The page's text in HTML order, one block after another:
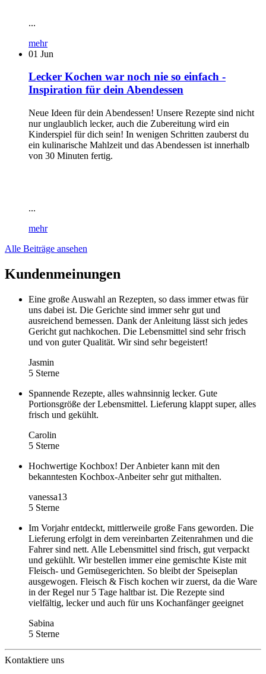
...
mehr
01 Jun
Lecker Kochen war noch nie so einfach -
Inspiration für dein Abendessen
Neue Ideen für dein Abendessen! Unsere Rezepte sind nicht
nur unglaublich lecker, auch die Zubereitung wird ein
Kinderspiel für dich sein! In wenigen Schritten zauberst du
ein kulinarische Mahlzeit und das Abendessen ist innerhalb
von 30 Minuten fertig.
...
mehr
Alle Beiträge ansehen
Kundenmeinungen
Eine große Auswahl an Rezepten, so dass immer etwas für
uns dabei ist. Die Gerichte sind immer sehr gut und
ausreichend bemessen. Dank der Anleitung lässt sich jedes
Gericht gut nachkochen. Die Lebensmittel sind sehr frisch
und von guter Qualität. Wir sind sehr begeistert!
Jasmin
5 Sterne
Spannende Rezepte, alles wahnsinnig lecker. Gute
Portionsgröße der Lebensmittel. Lieferung klappt super, alles
frisch und gekühlt.
Carolin
5 Sterne
Hochwertige Kochbox! Der Anbieter kann mit den
bekanntesten Kochbox-Anbeiter sehr gut mithalten.
vanessa13
5 Sterne
Im Vorjahr entdeckt, mittlerweile große Fans geworden. Die
Lieferung erfolgt in dem vereinbarten Zeitenrahmen und die
Fahrer sind nett. Alle Lebensmittel sind frisch, gut verpackt
und gekühlt. Wir bestellen immer eine gemischte Kiste mit
Fleisch- und Gemüsegerichten. So bleibt der Speiseplan
ausgewogen. Fleisch & Fisch kochen wir zuerst, da die Ware
in der Regel nur 5 Tage haltbar ist. Die Rezepte sind
vielfältig, lecker und auch für uns Kochanfänger geeignet
Sabina
5 Sterne
Kontaktiere uns